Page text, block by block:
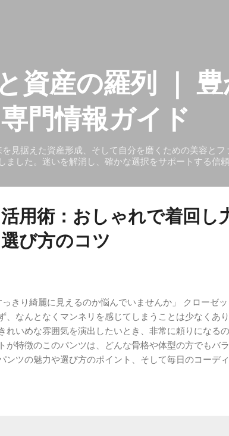
資産の羅列 ｜
専門情報ガイド
見据えた資産形成、そして自分を磨くための美容と
した。迷いを解消し、確かな選択をサポートする信
用術：おしゃれで着回し
び方のコツ
きり綺麗に見えるのか悩んでいませんか」 クローゼ
、なんとなくマンネリを感じてしまうことは少なくあ
れいめな雰囲気を演出したいとき、非常に頼りになる
が特徴のこのパンツは、どんな骨格や体型の方でもバ
ンツの魅力や選び方のポイント、そして毎日のコーデ
的な特徴を知っておくことが大切です。テーパード（
ンを自然にカバーしつつ、足首に向かってすっきりと